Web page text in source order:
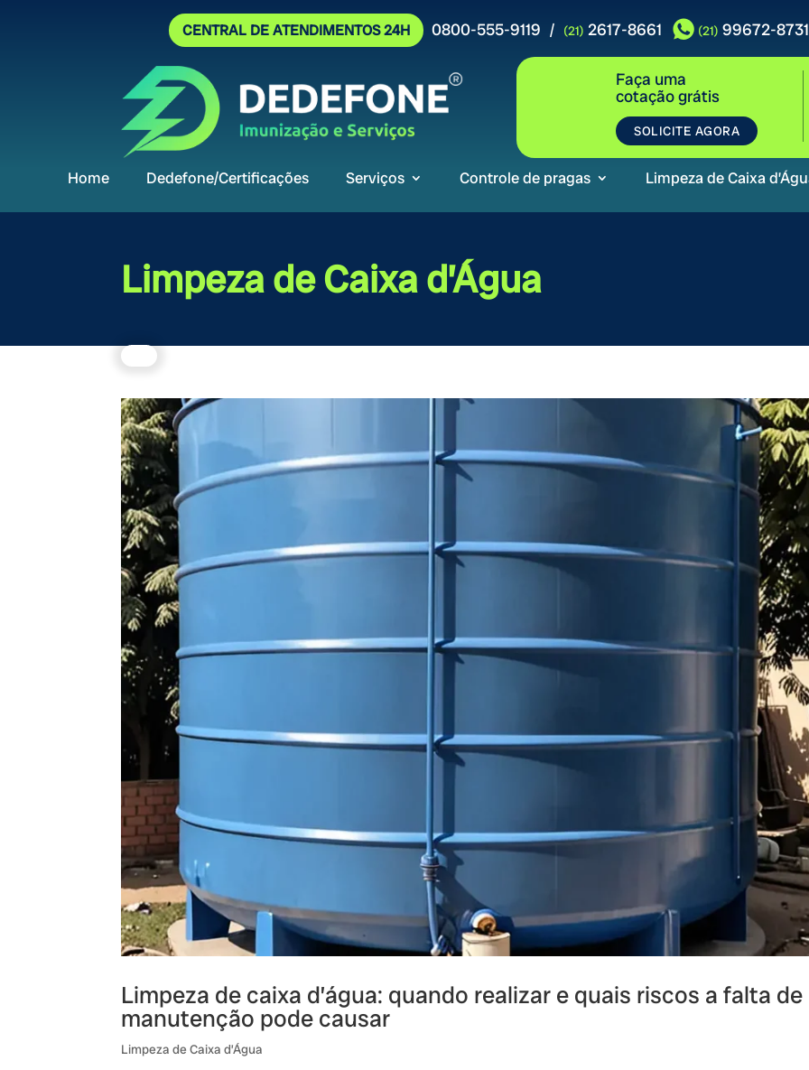
CENTRAL DE ATENDIMENTOS 24H 0800-555-9119 / (21) 2617-8661 (21) 99672-8731
Faça uma
cotação grátis
SOLICITE AGORA
Home Dedefone/Certificações Serviços Controle de pragas Limpeza de Caixa
Limpeza de Caixa d’Água
Limpeza de caixa d’água: quando realizar e quais riscos a falta de
manutenção pode causar
Limpeza de Caixa d’Água